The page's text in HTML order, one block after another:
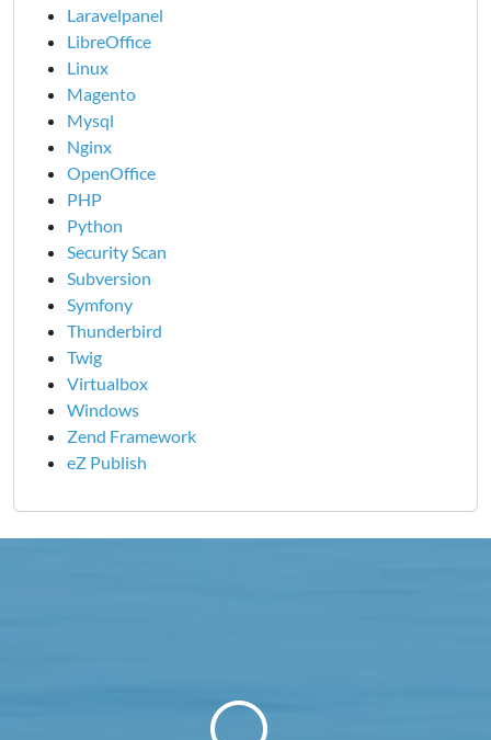
Laravelpanel
LibreOffice
Linux
Magento
Mysql
Nginx
OpenOffice
PHP
Python
Security Scan
Subversion
Symfony
Thunderbird
Twig
Virtualbox
Windows
Zend Framework
eZ Publish